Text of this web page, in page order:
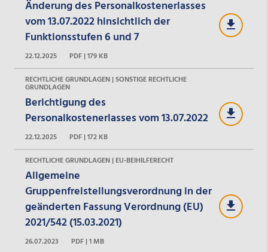
Änderung des Personalkostenerlasses
vom 13.07.2022 hinsichtlich der
Funktionsstufen 6 und 7
22.12.2025
PDF | 179 KB
RECHTLICHE GRUNDLAGEN | SONSTIGE RECHTLICHE
GRUNDLAGEN
Berichtigung des
Personalkostenerlasses vom 13.07.2022
22.12.2025
PDF | 172 KB
RECHTLICHE GRUNDLAGEN | EU-BEIHILFERECHT
Allgemeine
Gruppenfreistellungsverordnung in der
geänderten Fassung Verordnung (EU)
2021/542 (15.03.2021)
26.07.2023
PDF | 1 MB